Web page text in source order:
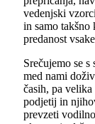
vedenjski
in samo
predanost
Srečujemo se
med nami
časih, pa
podjetij in
prevzeti